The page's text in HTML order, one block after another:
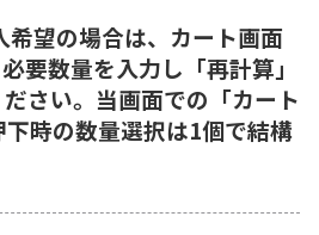
望の場合は、カート画面
要数量を入力し「再計算」
さい。当画面での「カート
時の数量選択は1個で結構